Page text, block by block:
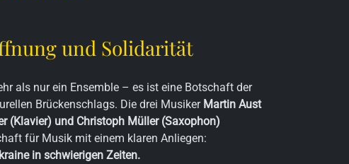
und Solidarität
als nur ein Ensemble – es ist eine Botschaft der
Brückenschlags. Die drei Musiker Martin Aust
(Klavier) und Christoph Müller (Saxophon)
für Musik mit einem klaren Anliegen:
in schwierigen Zeiten.